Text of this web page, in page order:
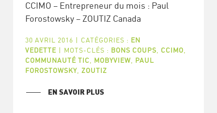
CCIMO – Entrepreneur du mois : Paul
Forostowsky – ZOUTIZ Canada
30 AVRIL 2016 | CATÉGORIES : EN
VEDETTE | MOTS-CLÉS : BONS COUPS CCIMO
COMMUNAUTÉ TIC
MOBYVIEW, PAUL
FOROSTOWSKY, ZOUTIZ
EN SAVOIR PLUS